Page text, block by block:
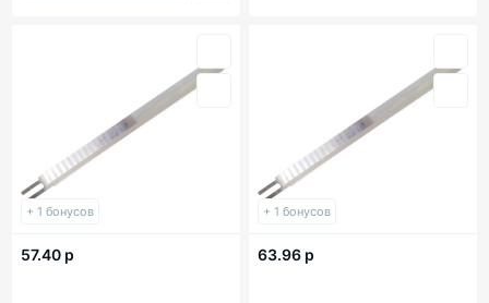
+ 1 бонусов
57.40 р
+ 1 бонусов
63.96 р